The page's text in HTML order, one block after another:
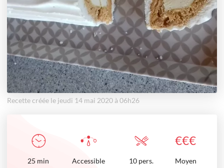
Recette créée le jeudi 14 mai 2020 à 06h26
€€€
25 min Accessible 10 pers. Moyen